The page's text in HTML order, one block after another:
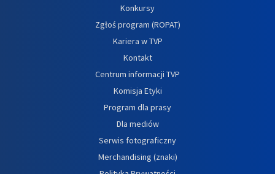
Konkursy
Zgłoś program (ROPAT)
Kariera w TVP
Kontakt
Centrum informacji TVP
Komisja Etyki
Program dla prasy
Dla mediów
Serwis fotograficzny
Merchandising (znaki)